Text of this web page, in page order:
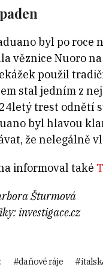
byl po roce
věznice Nuoro
použil
stal jedním z
trest odnětí
byl hlavou
že nelegálně
informoval také
Šturmová
investigace.cz
daňové ráje